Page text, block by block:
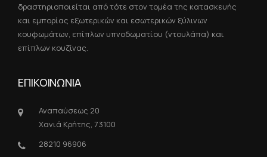
δραστηριοποιείται από τότε στον τομέα της κατασκευής
και εμπορίας εξωτερικών και εσωτερικών ξύλινων
κουφωμάτων, επίπλων υπνοδωματίου (ντουλάπα) και
επίπλων κουζίνας.
ΕΠΙΚΟΙΝΩΝΙΑ
Αναπαύσεως 20
Χανιά Κρήτης, 73100
28210 96906